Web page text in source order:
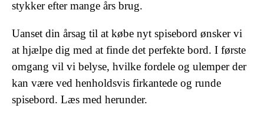
stykker efter mange års brug.
Uanset din årsag til at købe nyt spisebord ønsker vi
at hjælpe dig med at finde det perfekte bord. I første
omgang vil vi belyse, hvilke fordele og ulemper der
kan være ved henholdsvis firkantede og runde
spisebord. Læs med herunder.